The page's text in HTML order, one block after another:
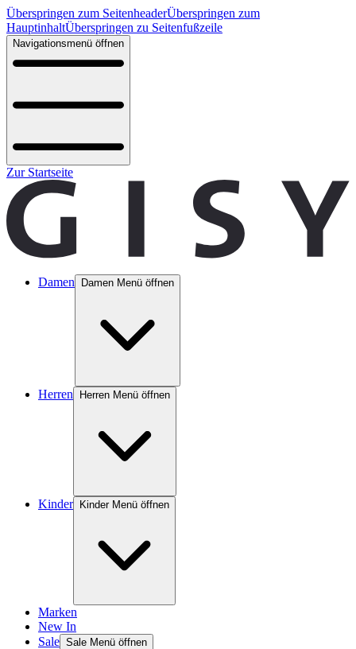
Überspringen zum SeitenheaderÜberspringen zum
HauptinhaltÜberspringen zu Seitenfußzeile
Navigationsmenü öffnen
Zur Startseite
Damen Damen Menü öffnen
Herren Herren Menü öffnen
Kinder Kinder Menü öffnen
Marken
New In
Sale Sale Menü öffnen